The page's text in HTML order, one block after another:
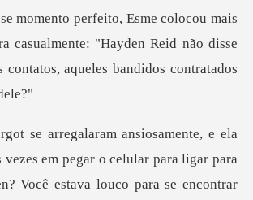
casualmente: "Hayden Reid não disse
r para
Você estava louco para se encontrar